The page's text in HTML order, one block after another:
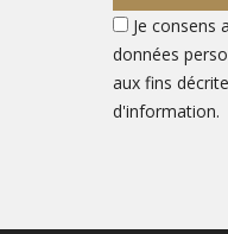
Je consens
données
aux fins
d'information.